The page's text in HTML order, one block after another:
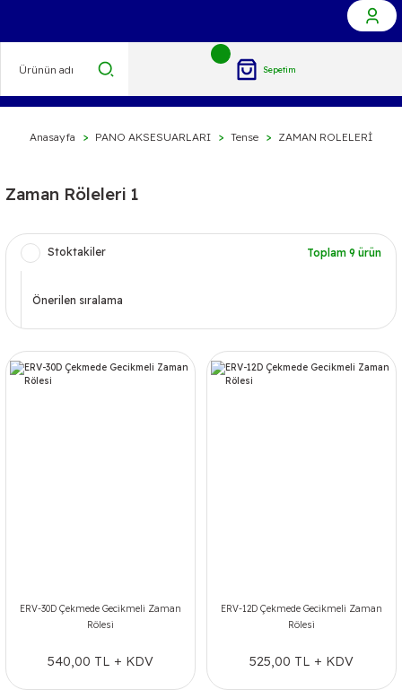
Sepetim
Anasayfa PANO AKSESUARLARI Tense ZAMAN ROLELERİ
Zaman Röleleri 1
Stoktakiler Toplam 9 ürün
ERV-30D Çekmede Gecikmeli Zaman
Rölesi
540,00 TL + KDV
ERV-12D Çekmede Gecikmeli Zaman
Rölesi
525,00 TL + KDV